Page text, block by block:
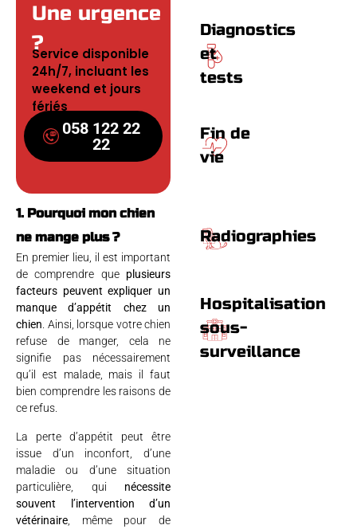
Une urgence
?
Service disponible
24h/7, incluant les
weekend et jours
fériés
058 122 22
22
1. Pourquoi mon chien
ne mange plus ?
En premier lieu, il est important
de comprendre queplusieurs
facteurs peuvent expliquer un
manque d’appétit chez un
chien. Ainsi, lorsque votre chien
refuse de manger, cela ne
signifie pas nécessairement
qu’il est malade, mais il faut
bien comprendre les raisons de
ce refus.
La perte d’appétit peut être
issue d’un inconfort, d’une
maladie ou d’une situation
particulière, qui nécessite
souvent l’intervention d’un
vétérinaire , même pour de
Diagnostics
et
tests
Fin de
vie
Radiographies
Hospitalisation
sous-
surveillance